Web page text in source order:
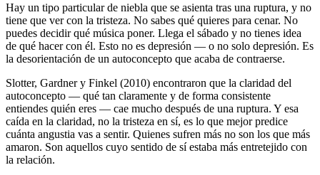
Hay un tipo particular de niebla que se asienta tras una ruptura, y no
tiene que ver con la tristeza. No sabes qué quieres para cenar. No
puedes decidir qué música poner. Llega el sábado y no tienes idea
de qué hacer con él. Esto no es depresión — o no solo depresión. Es
la desorientación de un autoconcepto que acaba de contraerse.
Slotter, Gardner y Finkel (2010) encontraron que la claridad del
autoconcepto — qué tan claramente y de forma consistente
entiendes quién eres — cae mucho después de una ruptura. Y esa
caída en la claridad, no la tristeza en sí, es lo que mejor predice
cuánta angustia vas a sentir. Quienes sufren más no son los que más
amaron. Son aquellos cuyo sentido de sí estaba más entretejido con
la relación.